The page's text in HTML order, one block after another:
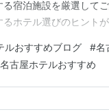
宿泊施設を厳選して
ホテル選びのヒント
ゆる世代が楽しめる
的建造物から、賑やか
ルおすすめブログ #名
名古屋ホテルおすすめ